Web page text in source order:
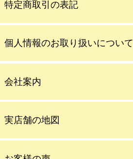
特定商取引の表記
個人情報のお取り扱いについて
会社案内
実店舗の地図